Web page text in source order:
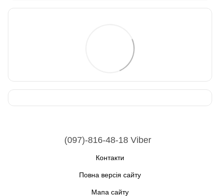
(097)-816-48-18 Viber
Контакти
Повна версія сайту
Мапа сайту